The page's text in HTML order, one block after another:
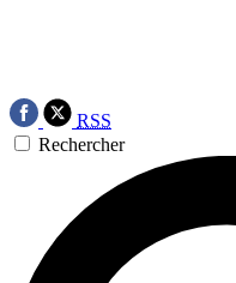
RSS
Rechercher